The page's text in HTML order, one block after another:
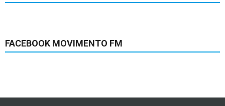
FACEBOOK MOVIMENTO FM